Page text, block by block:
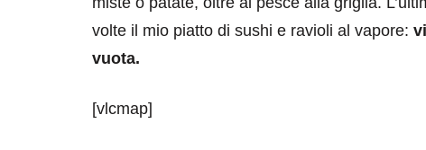
volte il mio piatto di sushi e ravioli al vapore:
vuota.
[vlcmap]
il Louvre in